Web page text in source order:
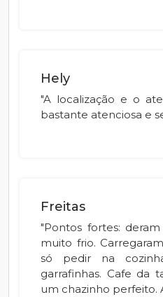
Hely
"A localização e o
bastante atenciosa e
Freitas
"Pontos fortes:
muito frio.
só pedir na
garrafinhas. Cafe da
um chazinho perfeito.